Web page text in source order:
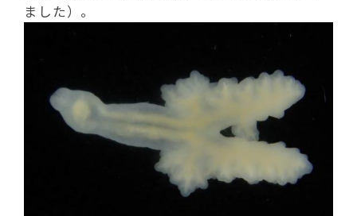
ました）。